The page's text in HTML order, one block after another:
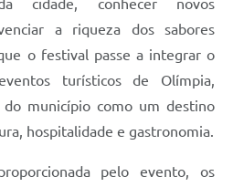
a riqueza dos sabores
o festival passe a integrar o
turísticos de Olímpia,
município como um destino
hospitalidade e gastronomia.
pelo evento, os